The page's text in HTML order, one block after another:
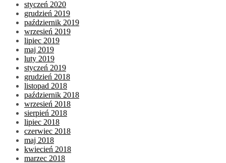
styczeń 2020
grudzień 2019
październik 2019
wrzesień 2019
lipiec 2019
maj 2019
luty 2019
styczeń 2019
grudzień 2018
listopad 2018
październik 2018
wrzesień 2018
sierpień 2018
lipiec 2018
czerwiec 2018
maj 2018
kwiecień 2018
marzec 2018